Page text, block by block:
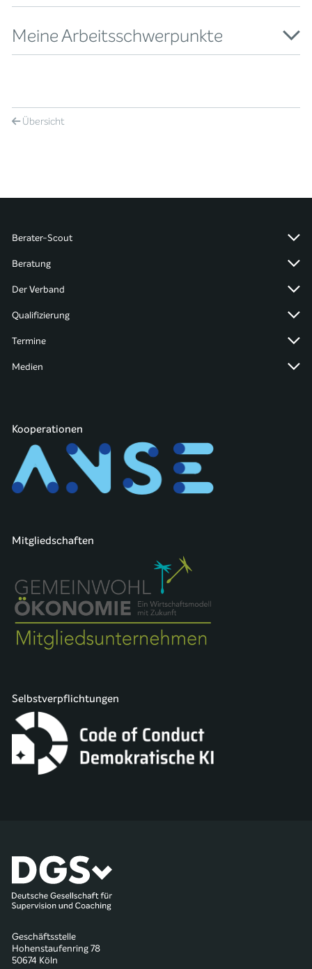
Meine Arbeitsschwerpunkte
Übersicht
Berater-Scout
Beratung
Der Verband
Qualifizierung
Termine
Medien
Kooperationen
Mitgliedschaften
Selbstverpflichtungen
Geschäftsstelle
Hohenstaufenring 78
50674 Köln